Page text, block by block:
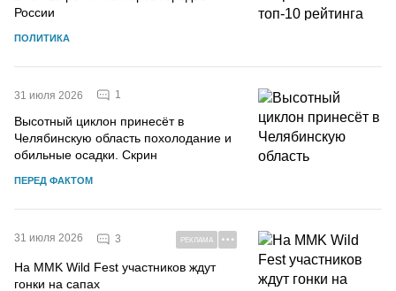
России
ПОЛИТИКА
31 июля 2026 1
Высотный циклон принесёт в
Челябинскую область похолодание и
обильные осадки. Скрин
ПЕРЕД ФАКТОМ
31 июля 2026 3 РЕКЛАМА
На MMK Wild Fest участников ждут
гонки на сапах